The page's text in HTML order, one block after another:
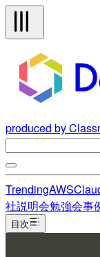
produced by
TrendingAWS
社説明会勉強会事
目次